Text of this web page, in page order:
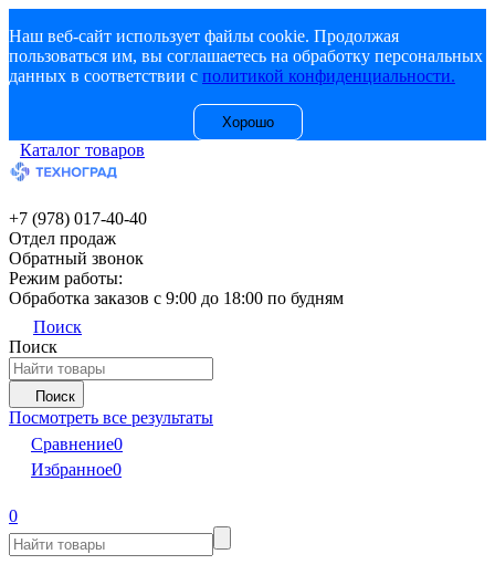
Наш веб-сайт использует файлы cookie. Продолжая
пользоваться им, вы соглашаетесь на обработку персональных
данных в соответствии с политикой конфиденциальности.
Хорошо
Каталог товаров
+7 (978) 017-40-40
Отдел продаж
Обратный звонок
Режим работы:
Обработка заказов с 9:00 до 18:00 по будням
Поиск
Поиск
Поиск
Посмотреть все результаты
Сравнение0
Избранное0
0